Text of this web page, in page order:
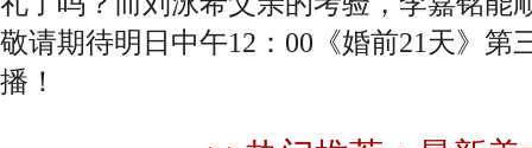
敬请期待明日中午12：00《婚前21天》第
播！